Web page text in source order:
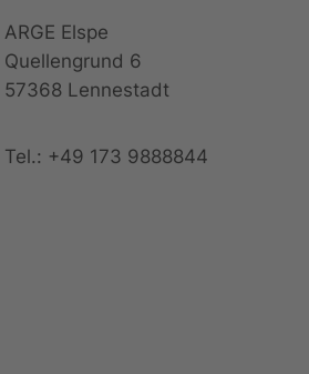
ARGE Elspe
Quellengrund 6
57368 Lennestadt
Tel.: +49 173 9888844